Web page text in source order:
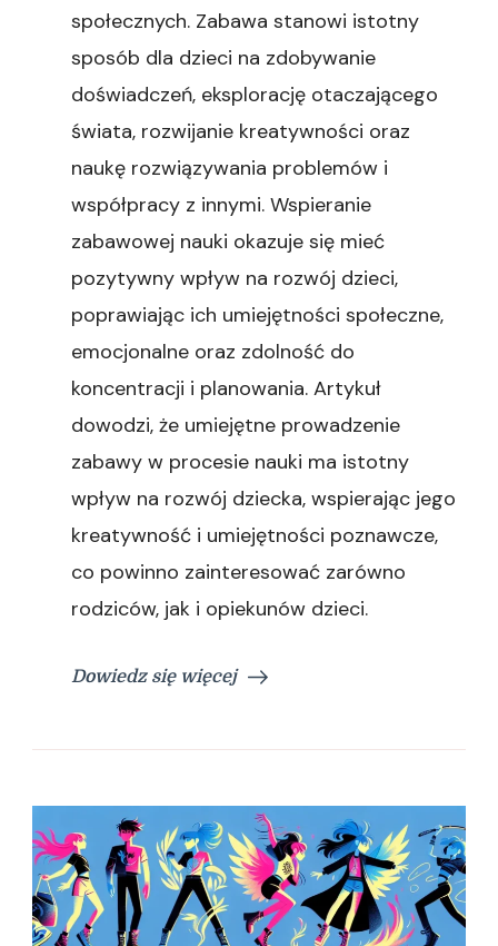
społecznych. Zabawa stanowi istotny
sposób dla dzieci na zdobywanie
doświadczeń, eksplorację otaczającego
świata, rozwijanie kreatywności oraz
naukę rozwiązywania problemów i
współpracy z innymi. Wspieranie
zabawowej nauki okazuje się mieć
pozytywny wpływ na rozwój dzieci,
poprawiając ich umiejętności społeczne,
emocjonalne oraz zdolność do
koncentracji i planowania. Artykuł
dowodzi, że umiejętne prowadzenie
zabawy w procesie nauki ma istotny
wpływ na rozwój dziecka, wspierając jego
kreatywność i umiejętności poznawcze,
co powinno zainteresować zarówno
rodziców, jak i opiekunów dzieci.
Dowiedz się więcej